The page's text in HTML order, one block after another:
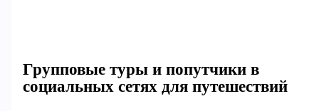
Групповые туры и попутчики в
социальных сетях для путешествий